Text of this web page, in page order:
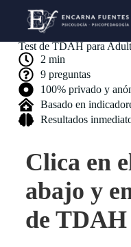
o
Test de TDAH para
2 min
9 preguntas
100% privado y
Basado en
Resultados
Clica en
abajo y
de TDAH